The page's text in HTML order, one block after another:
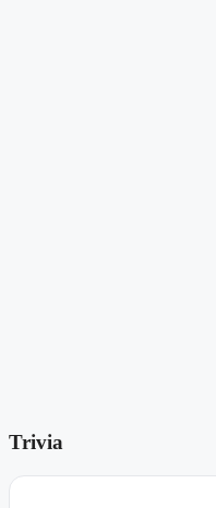
Trivia